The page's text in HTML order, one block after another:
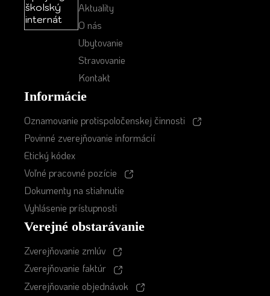
Aktuality
O nás
Ubytovanie
Stravovanie
Kontakt
Informácie
Oznamovanie protispoločenskej činnosti
Povinné zverejňovanie informácií
Etický kódex
Voľné pracovné pozície
Dokumenty na stiahnutie
Vyhlásenie prístupnosti
Verejné obstarávanie
Zverejňovanie zmlúv
Zverejňovanie faktúr
Zverejňovanie objednávok